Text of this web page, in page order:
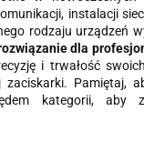
instalacji
rodzaju urządzeń
dla
i trwałość
zaciskarki. Pamiętaj,
kategorii, aby